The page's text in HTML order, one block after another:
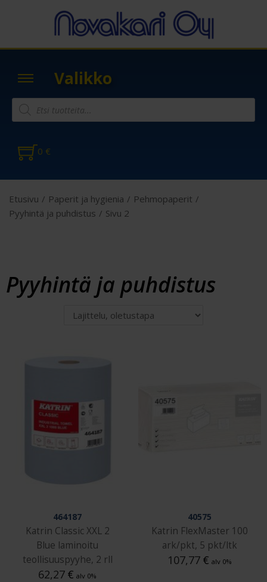
Valikko
0 €
Etusivu / Paperit ja hygienia / Pehmopaperit /
Pyyhintä ja puhdistus / Sivu 2
Pyyhintä ja puhdistus
464187
Katrin Classic XXL 2
Blue laminoitu
teollisuuspyyhe, 2 rll
62,27 € alv 0%
40575
Katrin FlexMaster 100
ark/pkt, 5 pkt/ltk
107,77 € alv 0%